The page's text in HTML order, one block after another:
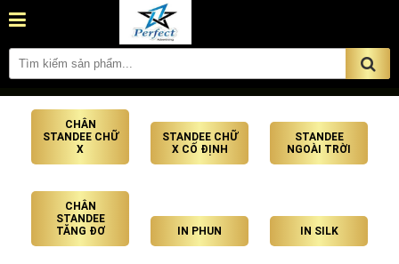
CHÂN
STANDEE CHỮ
X
STANDEE CHỮ
X CỐ ĐỊNH
STANDEE
NGOÀI TRỜI
CHÂN
STANDEE
TĂNG ĐƠ
IN PHUN IN SILK